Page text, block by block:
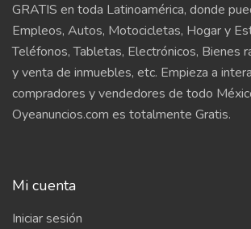
GRATIS en toda Latinoamérica, donde
Empleos, Autos, Motocicletas, Hogar y
Teléfonos, Tabletas, Electrónicos, Bienes
y venta de inmuebles, etc. Empieza a
compradores y vendedores de todo
Oyeanuncios.com es totalmente Gratis.
Mi cuenta
Iniciar sesión